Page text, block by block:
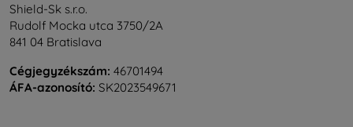
Shield-Sk s.r.o.
Rudolf Mocka utca 3750/2A
841 04 Bratislava
Cégjegyzékszám: 46701494
ÁFA-azonosító: SK2023549671